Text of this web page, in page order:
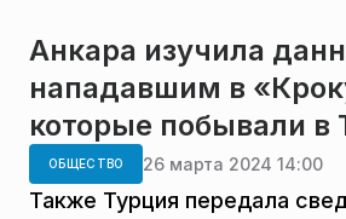
Анкара изучила
нападавшим в
которые побывали в
ОБЩЕСТВО 26 марта 2024 14:00
Также Турция передала